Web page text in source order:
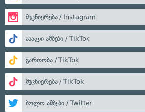
მეცნიერება / Instagram
ახალი ამბები / TikTok
გართობა / TikTok
მეცნიერება / TikTok
ბოლო ამბები / Twitter